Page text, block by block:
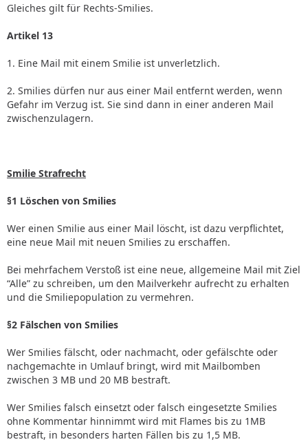
Gleiches gilt für Rechts-Smilies.
Artikel 13
1. Eine Mail mit einem Smilie ist unverletzlich.
2. Smilies dürfen nur aus einer Mail entfernt werden, wenn
Gefahr im Verzug ist. Sie sind dann in einer anderen Mail
zwischenzulagern.
Smilie Strafrecht
§1 Löschen von Smilies
Wer einen Smilie aus einer Mail löscht, ist dazu verpflichtet,
eine neue Mail mit neuen Smilies zu erschaffen.
Bei mehrfachem Verstoß ist eine neue, allgemeine Mail mit Ziel
“Alle” zu schreiben, um den Mailverkehr aufrecht zu erhalten
und die Smiliepopulation zu vermehren.
§2 Fälschen von Smilies
Wer Smilies fälscht, oder nachmacht, oder gefälschte oder
nachgemachte in Umlauf bringt, wird mit Mailbomben
zwischen 3 MB und 20 MB bestraft.
Wer Smilies falsch einsetzt oder falsch eingesetzte Smilies
ohne Kommentar hinnimmt wird mit Flames bis zu 1MB
bestraft, in besonders harten Fällen bis zu 1,5 MB.